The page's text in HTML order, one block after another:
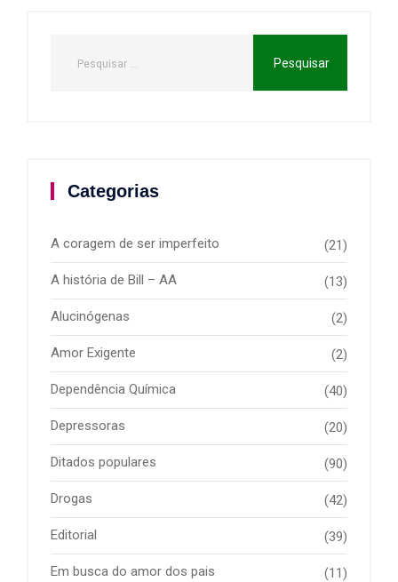
Categorias
A coragem de ser imperfeito (21)
A história de Bill – AA (13)
Alucinógenas (2)
Amor Exigente (2)
Dependência Química (40)
Depressoras (20)
Ditados populares (90)
Drogas (42)
Editorial (39)
Em busca do amor dos pais (11)